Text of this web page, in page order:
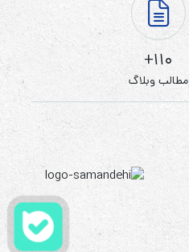
110+
مطالب وبلاگ